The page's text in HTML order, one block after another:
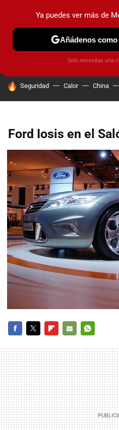
PRUEBAS COCHES
HOY SE HABLA DE
Seguridad Calor China
Ford Iosis en el
MAIL
Ya puedes ver más de
Añádenos
Solo necesitas una